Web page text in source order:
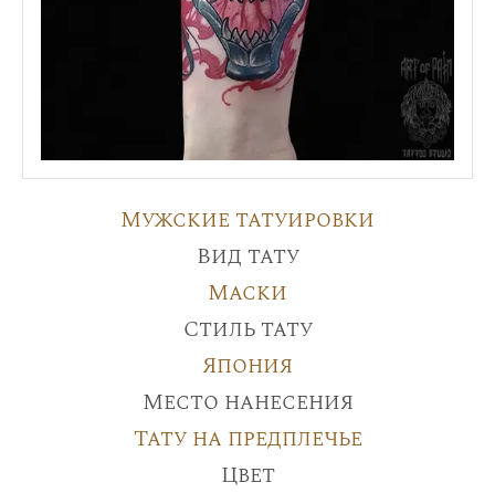
Мужские татуировки
Вид тату
Маски
Стиль тату
Япония
Место нанесения
Тату на предплечье
Цвет